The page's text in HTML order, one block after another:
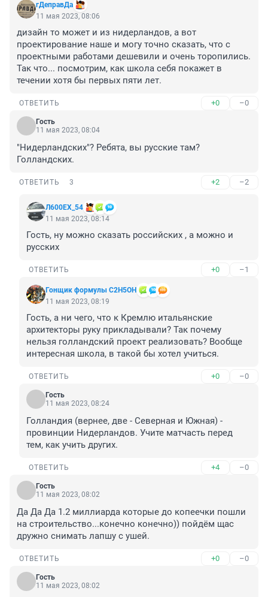
гДеправДа
11 мая 2023, 08:06
дизайн то может и из нидерландов, а вот
проектирование наше и могу точно сказать, что с
проектными работами дешевили и очень торопились.
Так что... посмотрим, как школа себя покажет в
течении хотя бы первых пяти лет.
ОТВЕТИТЬ +0 –0
Гость
11 мая 2023, 08:04
"Нидерландских"? Ребята, вы русские там?
Голландских.
ОТВЕТИТЬ 3 +2 –2
Л600EХ_54
11 мая 2023, 08:14
Гость, ну можно сказать российских , а можно и
русских
ОТВЕТИТЬ +0 –1
Гонщик формулы C2H5OH
11 мая 2023, 08:19
Гость, а ни чего, что к Кремлю итальянские
архитекторы руку прикладывали? Так почему
нельзя голландский проект реализовать? Вообще
интересная школа, в такой бы хотел учиться.
ОТВЕТИТЬ +0 –0
Гость
11 мая 2023, 08:24
Голландия (вернее, две - Северная и Южная) -
провинции Нидерландов. Учите матчасть перед
тем, как учить других.
ОТВЕТИТЬ +4 –0
Гость
11 мая 2023, 08:02
Да Да Да 1.2 миллиарда которые до копеечки пошли
на строительство...конечно конечно)) пойдём щас
дружно снимать лапшу с ушей.
ОТВЕТИТЬ +0 –0
Гость
11 мая 2023, 08:02